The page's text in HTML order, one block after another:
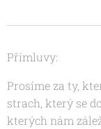
Přímluvy:
Prosíme za ty,
strach, který se
kterých nám